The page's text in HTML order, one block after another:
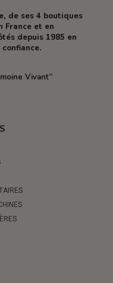
de ses 4 boutiques
France et en
depuis 1985 en
Vivant”